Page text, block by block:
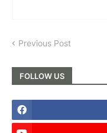
Previous Post
FOLLOW US